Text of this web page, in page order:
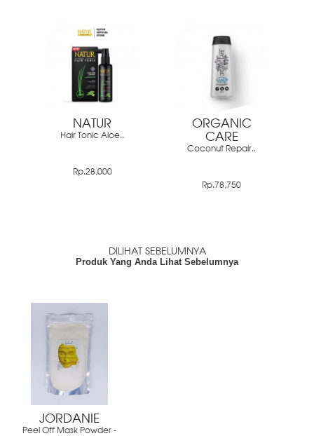
NATUR
Hair Tonic Aloe..
Rp.28,000
ORGANIC
CARE
Coconut Repair..
Rp.78,750
DILIHAT SEBELUMNYA
Produk Yang Anda Lihat Sebelumnya
JORDANIE
Peel Off Mask Powder -